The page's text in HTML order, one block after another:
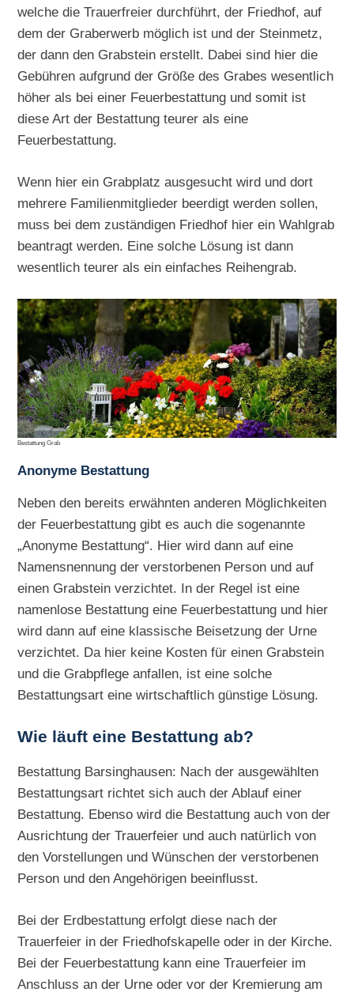
welche die Trauerfreier durchführt, der Friedhof, auf
dem der Graberwerb möglich ist und der Steinmetz,
der dann den Grabstein erstellt. Dabei sind hier die
Gebühren aufgrund der Größe des Grabes wesentlich
höher als bei einer Feuerbestattung und somit ist
diese Art der Bestattung teurer als eine
Feuerbestattung.
Wenn hier ein Grabplatz ausgesucht wird und dort
mehrere Familienmitglieder beerdigt werden sollen,
muss bei dem zuständigen Friedhof hier ein Wahlgrab
beantragt werden. Eine solche Lösung ist dann
wesentlich teurer als ein einfaches Reihengrab.
Bestattung Grab
Anonyme Bestattung
Neben den bereits erwähnten anderen Möglichkeiten
der Feuerbestattung gibt es auch die sogenannte
„Anonyme Bestattung“. Hier wird dann auf eine
Namensnennung der verstorbenen Person und auf
einen Grabstein verzichtet. In der Regel ist eine
namenlose Bestattung eine Feuerbestattung und hier
wird dann auf eine klassische Beisetzung der Urne
verzichtet. Da hier keine Kosten für einen Grabstein
und die Grabpflege anfallen, ist eine solche
Bestattungsart eine wirtschaftlich günstige Lösung.
Wie läuft eine Bestattung ab?
Bestattung Barsinghausen: Nach der ausgewählten
Bestattungsart richtet sich auch der Ablauf einer
Bestattung. Ebenso wird die Bestattung auch von der
Ausrichtung der Trauerfeier und auch natürlich von
den Vorstellungen und Wünschen der verstorbenen
Person und den Angehörigen beeinflusst.
Bei der Erdbestattung erfolgt diese nach der
Trauerfeier in der Friedhofskapelle oder in der Kirche.
Bei der Feuerbestattung kann eine Trauerfeier im
Anschluss an der Urne oder vor der Kremierung am